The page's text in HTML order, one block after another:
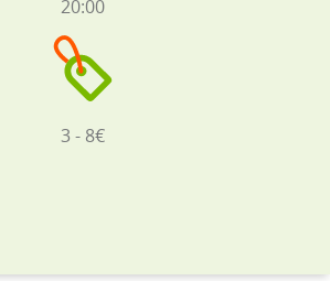
20:00
3 - 8€